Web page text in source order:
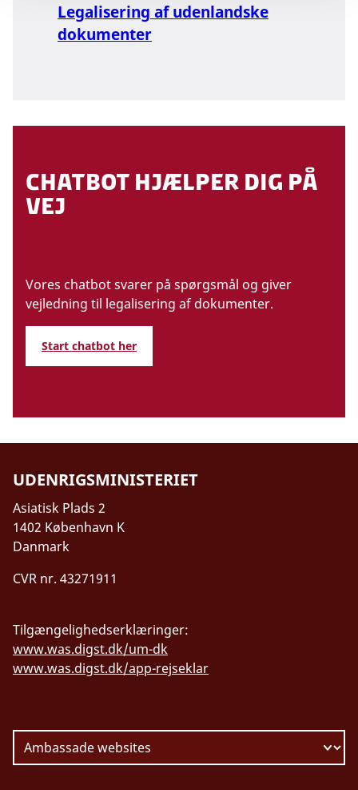
Legalisering af udenlandske
dokumenter
chatbot hjælper dig på
vej
Vores chatbot svarer på spørgsmål og giver
vejledning til legalisering af dokumenter.
Start chatbot her
UDENRIGSMINISTERIET
Asiatisk Plads 2
1402 København K
Danmark
CVR nr. 43271911
Tilgængelighedserklæringer:
www.was.digst.dk/um-dk
www.was.digst.dk/app-rejseklar